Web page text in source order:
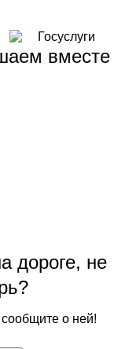
вместе
дороге, не
о ней!